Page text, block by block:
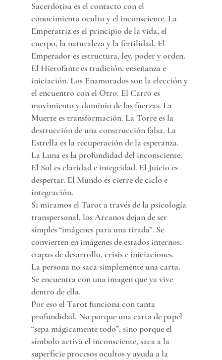
Sacerdotisa es el contacto con el
conocimiento oculto y el inconsciente. La
Emperatriz es el principio de la vida, el
cuerpo, la naturaleza y la fertilidad. El
Emperador es estructura, ley, poder y orden.
El Hierofante es tradición, enseñanza e
iniciación. Los Enamorados son la elección y
el encuentro con el Otro. El Carro es
movimiento y dominio de las fuerzas. La
Muerte es transformación. La Torre es la
destrucción de una construcción falsa. La
Estrella es la recuperación de la esperanza.
La Luna es la profundidad del inconsciente.
El Sol es claridad e integridad. El Juicio es
despertar. El Mundo es cierre de ciclo e
integración.
Si miramos el Tarot a través de la psicología
transpersonal, los Arcanos dejan de ser
simples “imágenes para una tirada”. Se
convierten en imágenes de estados internos,
etapas de desarrollo, crisis e iniciaciones.
La persona no saca simplemente una carta.
Se encuentra con una imagen que ya vive
dentro de ella.
Por eso el Tarot funciona con tanta
profundidad. No porque una carta de papel
“sepa mágicamente todo”, sino porque el
símbolo activa el inconsciente, saca a la
superficie procesos ocultos y ayuda a la